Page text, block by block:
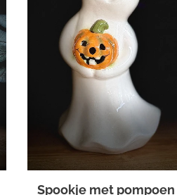
Spookje met pompoen